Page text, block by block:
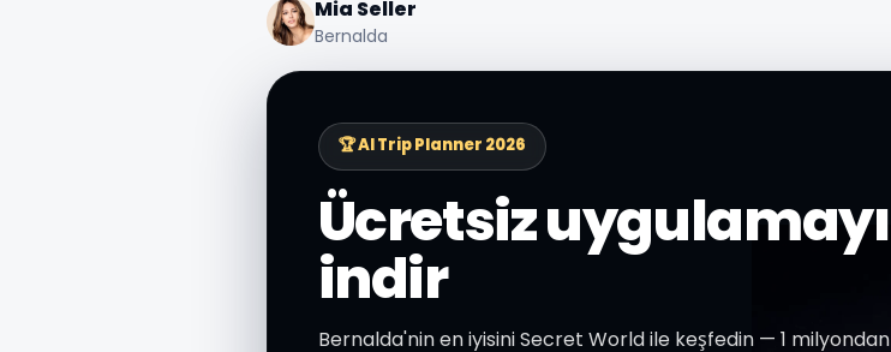
Mia Seller
Bernalda
🏆 AI Trip Planner 2026
Ücretsiz uygulamayı
indir
Bernalda'nin en iyisini Secret World ile keşfedin — 1 milyondan